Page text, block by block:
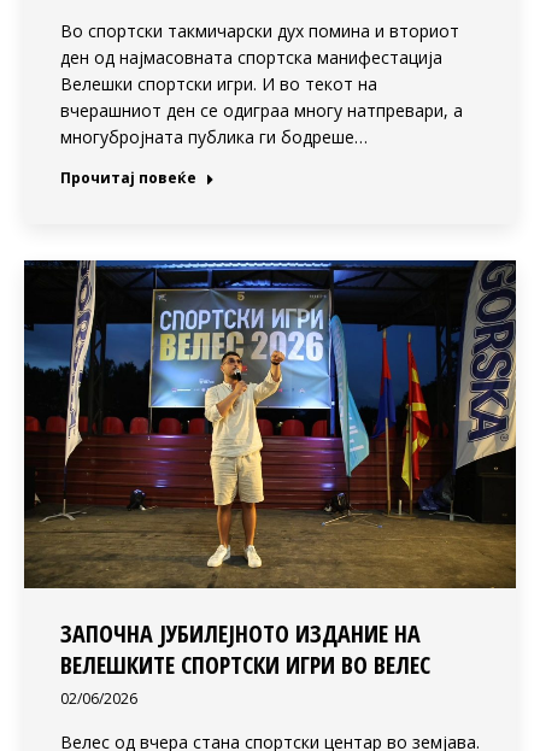
Во спортски такмичарски дух помина и вториот
ден од најмасовната спортска манифестација
Велешки спортски игри. И во текот на
вчерашниот ден се одиграа многу натпревари, а
многубројната публика ги бодреше…
Прочитај повеќе
ЗАПОЧНА ЈУБИЛЕЈНОТО ИЗДАНИЕ НА
ВЕЛЕШКИТЕ СПОРТСКИ ИГРИ ВО ВЕЛЕС
02/06/2026
Велес од вчера стана спортски центар во земјава.